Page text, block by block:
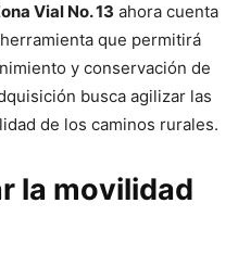
Vial No. 13 ahora cuenta
que permitirá
y conservación de
busca agilizar las
de los caminos rurales.
la movilidad